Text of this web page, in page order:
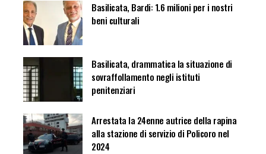
Basilicata, Bardi: 1.6 milioni per i nostri
beni culturali
Basilicata, drammatica la situazione di
sovraffollamento negli istituti
penitenziari
Arrestata la 24enne autrice della rapina
alla stazione di servizio di Policoro nel
2024